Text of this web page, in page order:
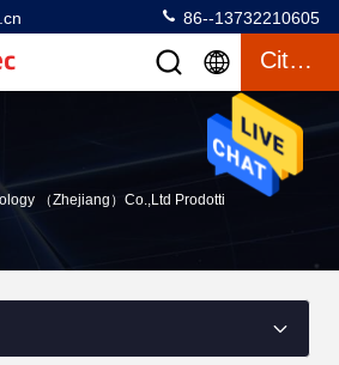
86--13732210605
Citazione
（Zhejiang）Co.,Ltd Prodotti